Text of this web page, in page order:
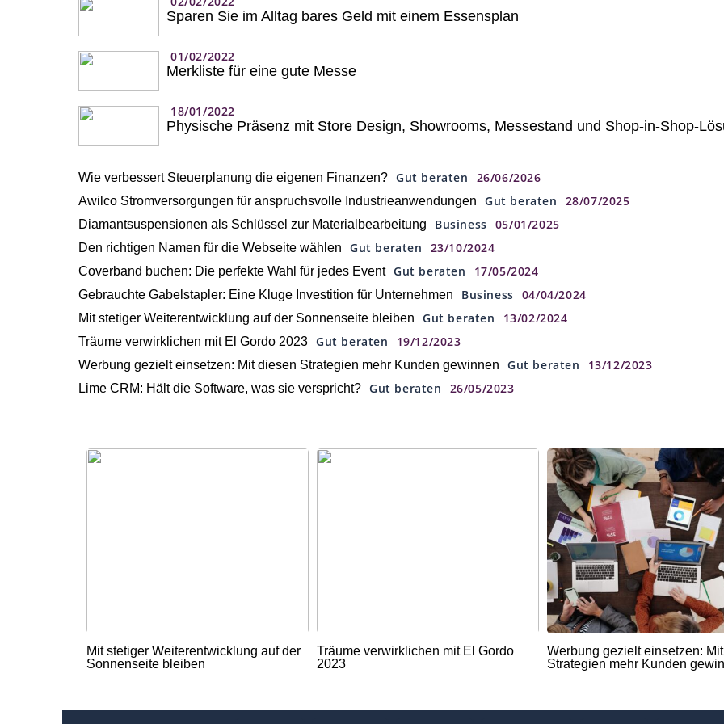
Sparen Sie im Alltag bares Geld mit einem Essensplan
01/02/2022
Merkliste für eine gute Messe
18/01/2022
Physische Präsenz mit Store Design, Showrooms, Messestand und Shop-in-Shop-
Wie verbessert Steuerplanung die eigenen Finanzen? Gut beraten 26/06/2026
Awilco Stromversorgungen für anspruchsvolle Industrieanwendungen Gut beraten 28/07/2025
Diamantsuspensionen als Schlüssel zur Materialbearbeitung Business 05/01/2025
Den richtigen Namen für die Webseite wählen Gut beraten 23/10/2024
Coverband buchen: Die perfekte Wahl für jedes Event Gut beraten 17/05/2024
Gebrauchte Gabelstapler: Eine Kluge Investition für Unternehmen Business 04/04/2024
Mit stetiger Weiterentwicklung auf der Sonnenseite bleiben Gut beraten 13/02/2024
Träume verwirklichen mit El Gordo 2023 Gut beraten 19/12/2023
Werbung gezielt einsetzen: Mit diesen Strategien mehr Kunden gewinnen Gut beraten 13/12/2023
Lime CRM: Hält die Software, was sie verspricht? Gut beraten 26/05/2023
Mit stetiger Weiterentwicklung auf der
Sonnenseite bleiben
Träume verwirklichen mit El Gordo
2023
Werbung gezielt einsetzen:
Strategien mehr Kunden